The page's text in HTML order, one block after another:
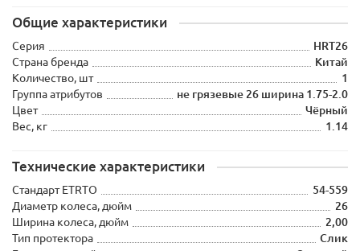
Общие характеристики
Серия
HRT26
Страна бренда
Китай
Количество, шт
1
Группа атрибутов
не грязевые 26 ширина 1.75-2.0
Цвет
Чёрный
Вес, кг
1.14
Технические характеристики
Стандарт ETRTO
54-559
Диаметр колеса, дюйм
26
Ширина колеса, дюйм
2,00
Тип протектора
Слик